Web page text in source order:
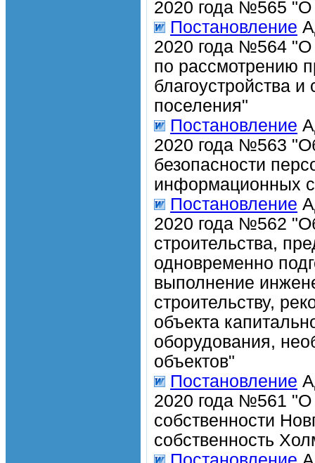
2020 года №565 "О
Постановление
2020 года №564 "О
по рассмотрению
благоустройства
поселения"
Постановление
2020 года №563
безопасности
информационных
Постановление
2020 года №562
строительства,
одновременно
выполнение
строительству,
объекта
оборудования,
объектов"
Постановление
2020 года №561 "О
собственности
собственность